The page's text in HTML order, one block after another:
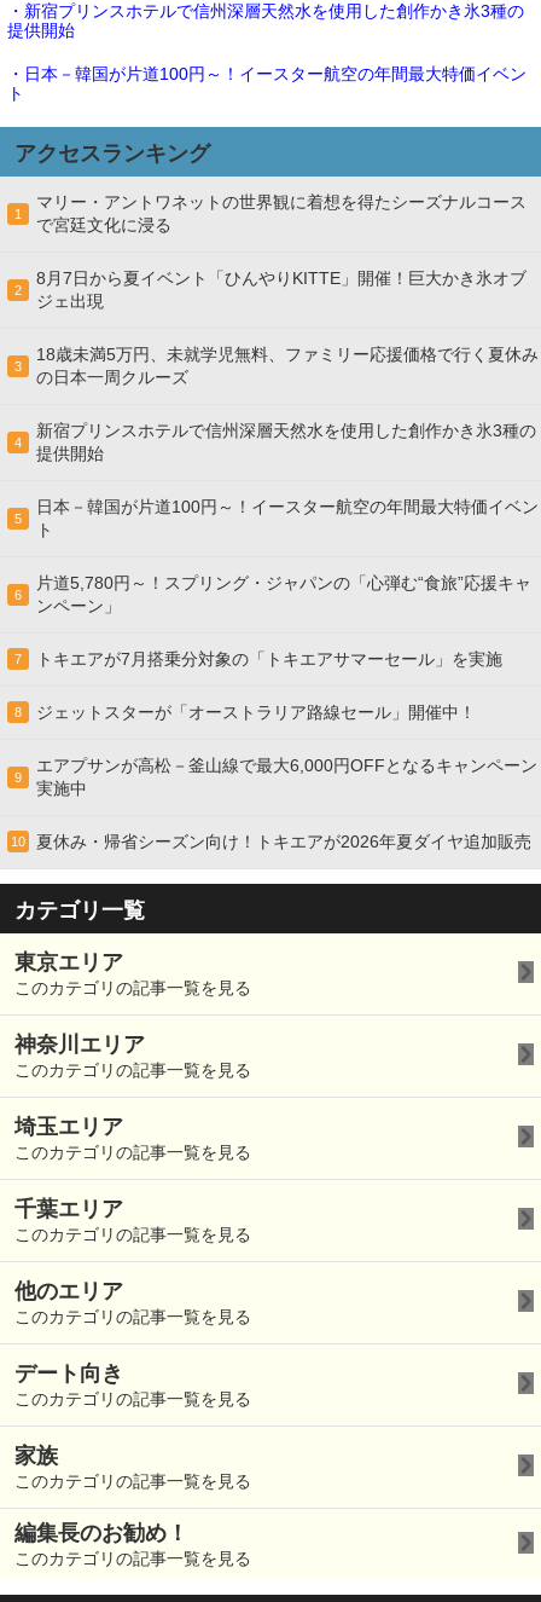
・新宿プリンスホテルで信州深層天然水を使用した創作かき氷3種の
提供開始
・日本－韓国が片道100円～！イースター航空の年間最大特価イベン
ト
アクセスランキング
1
マリー・アントワネットの世界観に着想を得たシーズナルコース
で宮廷文化に浸る
2
8月7日から夏イベント「ひんやりKITTE」開催！巨大かき氷オブ
ジェ出現
3
18歳未満5万円、未就学児無料、ファミリー応援価格で行く夏休み
の日本一周クルーズ
4
新宿プリンスホテルで信州深層天然水を使用した創作かき氷3種の
提供開始
5
日本－韓国が片道100円～！イースター航空の年間最大特価イベン
ト
6
片道5,780円～！スプリング・ジャパンの「心弾む“食旅”応援キャ
ンペーン」
7 トキエアが7月搭乗分対象の「トキエアサマーセール」を実施
8 ジェットスターが「オーストラリア路線セール」開催中！
9
エアプサンが高松－釜山線で最大6,000円OFFとなるキャンペーン
実施中
10 夏休み・帰省シーズン向け！トキエアが2026年夏ダイヤ追加販売
カテゴリ一覧
東京エリア
このカテゴリの記事一覧を見る
神奈川エリア
このカテゴリの記事一覧を見る
埼玉エリア
このカテゴリの記事一覧を見る
千葉エリア
このカテゴリの記事一覧を見る
他のエリア
このカテゴリの記事一覧を見る
デート向き
このカテゴリの記事一覧を見る
家族
このカテゴリの記事一覧を見る
編集長のお勧め！
このカテゴリの記事一覧を見る